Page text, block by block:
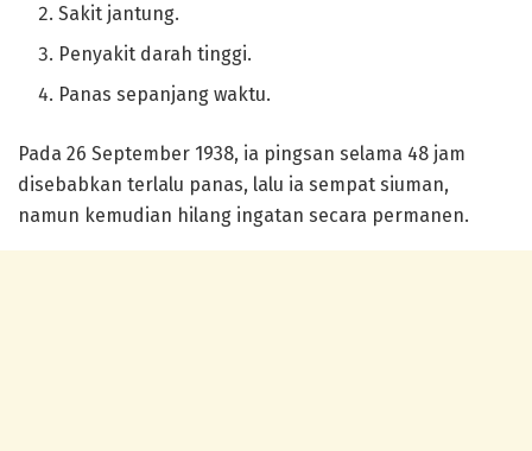
Sakit jantung.
Penyakit darah tinggi.
Panas sepanjang waktu.
Pada 26 September 1938, ia pingsan selama 48 jam
disebabkan terlalu panas, lalu ia sempat siuman,
namun kemudian hilang ingatan secara permanen.